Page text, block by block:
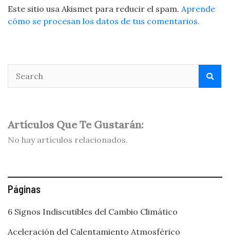
Este sitio usa Akismet para reducir el spam. Aprende
cómo se procesan los datos de tus comentarios.
Artículos Que Te Gustarán:
No hay artículos relacionados.
Páginas
6 Signos Indiscutibles del Cambio Climático
Aceleración del Calentamiento Atmosférico